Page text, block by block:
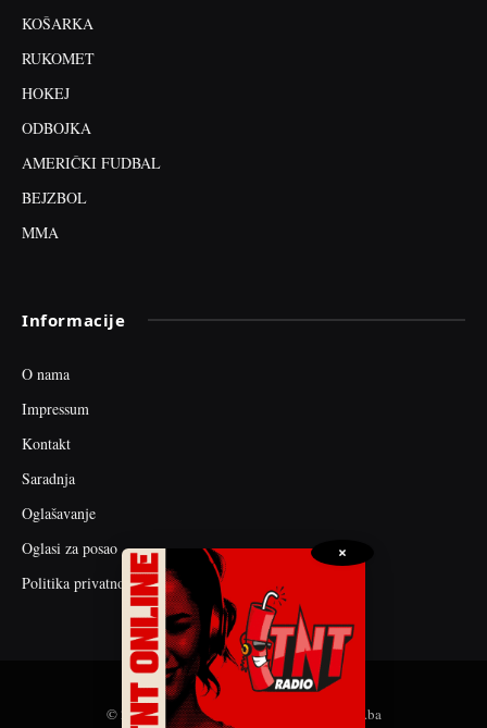
KOŠARKA
RUKOMET
HOKEJ
ODBOJKA
AMERIČKI FUDBAL
BEJZBOL
MMA
Informacije
O nama
Impressum
Kontakt
Saradnja
Oglašavanje
Oglasi za posao
Politika privatnosti
© 2026 web dizajn i seo optimizacija by tnt.ba
×